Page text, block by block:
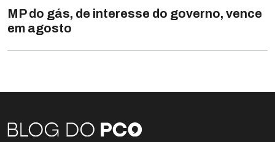
MP do gás, de interesse do governo, vence
em agosto